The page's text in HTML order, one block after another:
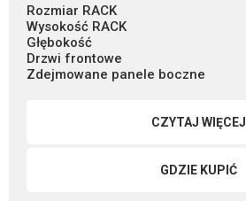
Rozmiar RACK
Wysokość RACK
Głębokość
Drzwi frontowe
Zdejmowane panele boczne
CZYTAJ WIĘCEJ
GDZIE KUPIĆ